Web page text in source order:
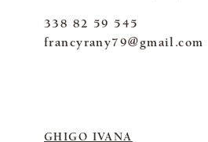
338 82 59 545
francyrany79@gmail.com
GHIGO IVANA